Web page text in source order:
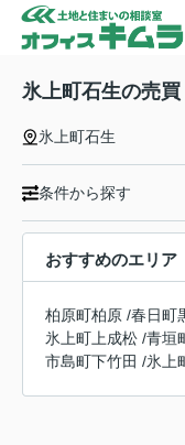
氷上町石生の売
氷上町石生
条件から探す
おすすめのエリア
柏原町柏原 /春日町
氷上町上成松 /青垣
市島町下竹田 /氷上